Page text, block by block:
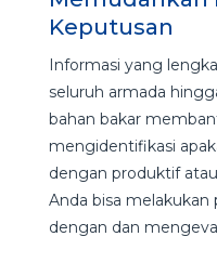
Keputusan
Informasi yang
seluruh armada
bahan bakar
mengidentifikasi
dengan produktif
Anda bisa
dengan dan